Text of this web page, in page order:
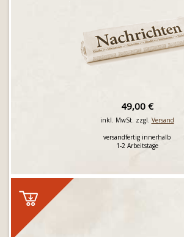
49,00 €
inkl. MwSt. zzgl. Versand
versandfertig innerhalb
1-2 Arbeitstage